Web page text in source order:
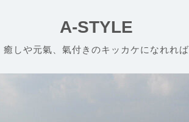
A-STYLE
癒しや元氣、氣付きのキッカケになれれば